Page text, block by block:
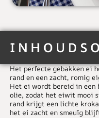
Het perfecte gebakken ei
rand en een zacht, romig
Het ei wordt bereid in een
olie, zodat het eiwit mooi
rand krijgt een lichte
het ei zacht en smeuïg